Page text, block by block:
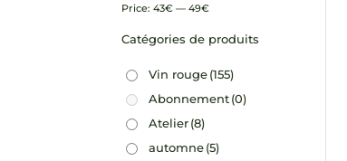
Price:43€ —49€
Catégories de produits
Vin rouge(155)
Abonnement(0)
Atelier(8)
automne(5)